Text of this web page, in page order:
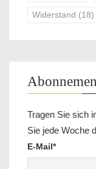
Widerstand (18)
Tragen Sie sich
Sie jede Woche
E-Mail*